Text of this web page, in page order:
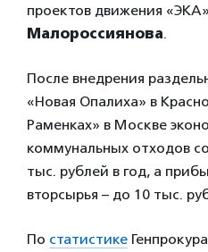
проектов движения «ЭКА»
Малороссиянова.
После внедрения
«Новая Опалиха» в
Раменках» в Москве
коммунальных отходов
тыс. рублей в год, а
вторсырья – до 10 тыс.
По статистике